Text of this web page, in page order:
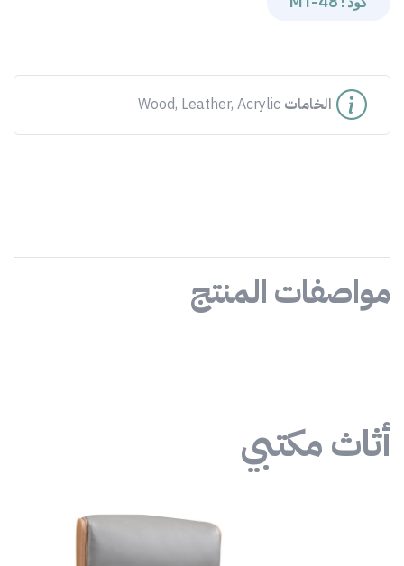
الخامات Wood, Leather, Acrylic
مواصفات المنتج
أثاث مكتبي